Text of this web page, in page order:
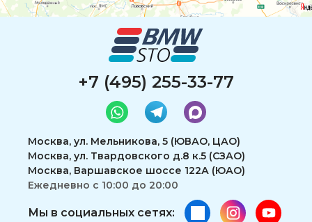
+7 (495) 255-33-77
Москва, ул. Мельникова, 5 (ЮВАО, ЦАО)
Москва, ул. Твардовского д.8 к.5 (СЗАО)
Москва, Варшавское шоссе 122А (ЮАО)
Ежедневно с 10:00 до 20:00
Мы в социальных сетях: